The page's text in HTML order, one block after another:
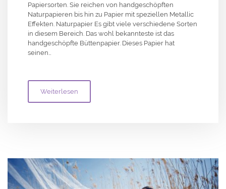
Papiersorten. Sie reichen von handgeschöpften
Naturpapieren bis hin zu Papier mit speziellen Metallic
Effekten. Naturpapier Es gibt viele verschiedene Sorten
in diesem Bereich. Das wohl bekannteste ist das
handgeschöpfte Büttenpapier. Dieses Papier hat
seinen…
Weiterlesen